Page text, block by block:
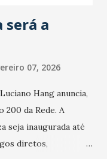
será a
07, 2026
Hang anuncia,
200 da Rede. A
seja inaugurada até
diretos,